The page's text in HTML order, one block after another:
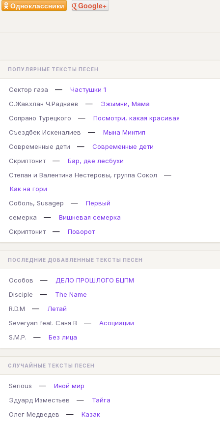
Одноклассники
Google+
ПОПУЛЯРНЫЕ ТЕКСТЫ ПЕСЕН
Сектор газа —
Частушки 1
С.Жавхлан Ч.Раднаев
—
Эжымни, Мама
Сопрано Турецкого
—
Посмотри, какая красивая
Съездбек Искеналиев
—
Мына Минтип
Современные дети
—
Современные дети
Скриптонит
—
Бар, две лесбухи
Степан и Валентина Нестеровы, группа Сокол
—
Как на гори
Соболь, Susagep
—
Первый
семерка
—
Вишневая семерка
Скриптонит
— Поворот
ПОСЛЕДНИЕ ДОБАВЛЕННЫЕ ТЕКСТЫ ПЕСЕН
Особов —
ДЕЛО ПРОШЛОГО БЦПМ
Disciple
—
The Name
R.D.M
—
Летай
Severyan feat. Саня В
—
Асоциации
S.M.P.
— Без лица
СЛУЧАЙНЫЕ ТЕКСТЫ ПЕСЕН
Serious —
Иной мир
Эдуард Изместьев
—
Тайга
Олег Медведев
—
Казак